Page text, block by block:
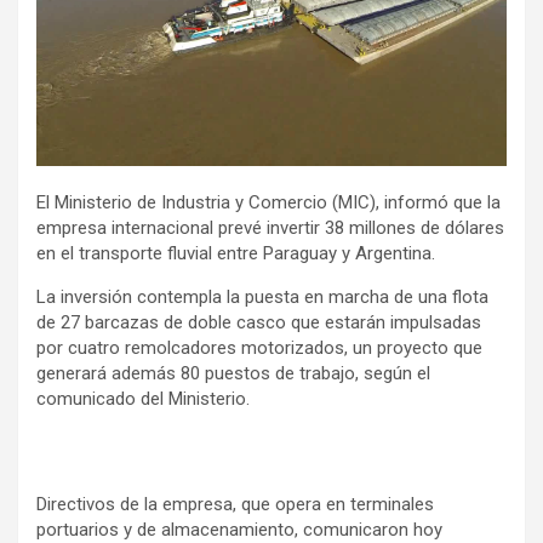
El Ministerio de Industria y Comercio (MIC), informó que la
empresa internacional prevé invertir 38 millones de dólares
en el transporte fluvial entre Paraguay y Argentina.
La inversión contempla la puesta en marcha de una flota
de 27 barcazas de doble casco que estarán impulsadas
por cuatro remolcadores motorizados, un proyecto que
generará además 80 puestos de trabajo, según el
comunicado del Ministerio.
Directivos de la empresa, que opera en terminales
portuarios y de almacenamiento, comunicaron hoy